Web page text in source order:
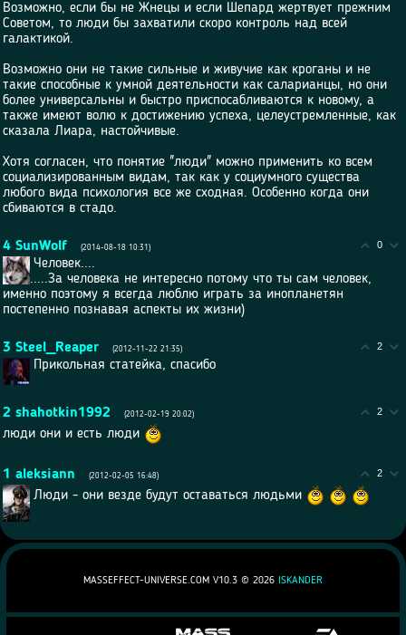
Возможно, если бы не Жнецы и если Шепард жертвует прежним
Советом, то люди бы захватили скоро контроль над всей
галактикой.
Возможно они не такие сильные и живучие как кроганы и не
такие способные к умной деятельности как саларианцы, но они
более универсальны и быстро приспосабливаются к новому, а
также имеют волю к достижению успеха, целеустремленные, как
сказала Лиара, настойчивые.
Хотя согласен, что понятие "люди" можно применить ко всем
социализированным видам, так как у социумного существа
любого вида психология все же сходная. Особенно когда они
сбиваются в стадо.
0
4 SunWolf (2014-08-18 10:31)
Человек....
.....За человека не интересно потому что ты сам человек,
именно поэтому я всегда люблю играть за инопланетян
постепенно познавая аспекты их жизни)
2
3 Steel_Reaper (2012-11-22 21:35)
Прикольная статейка, спасибо
2
2 shahotkin1992 (2012-02-19 20:02)
люди они и есть люди
2
1 aleksiann (2012-02-05 16:48)
Люди - они везде будут оставаться людьми
MASSEFFECT-UNIVERSE.COM V10.3 © 2026 ISKANDER